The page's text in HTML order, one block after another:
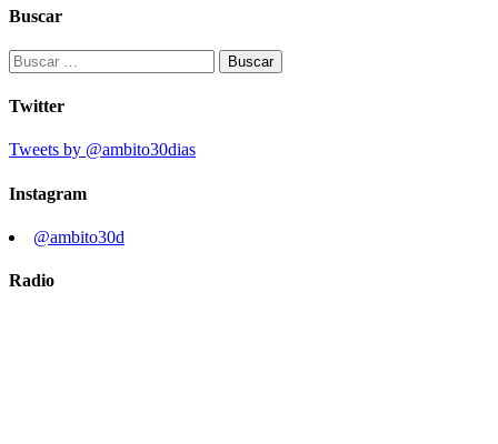
Buscar
Buscar:
Twitter
Tweets by @ambito30dias
Instagram
@ambito30d
Radio